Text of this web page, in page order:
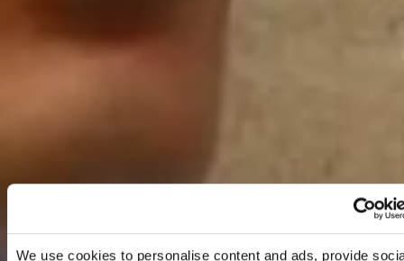
We use cookies to personalise content and ads, provide